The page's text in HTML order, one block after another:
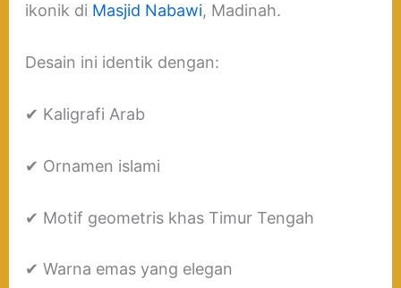
ikonik di Masjid Nabawi, Madinah.
Desain ini identik dengan:
✔ Kaligrafi Arab
✔ Ornamen islami
✔ Motif geometris khas Timur Tengah
✔ Warna emas yang elegan